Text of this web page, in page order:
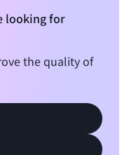
looking for
the quality of